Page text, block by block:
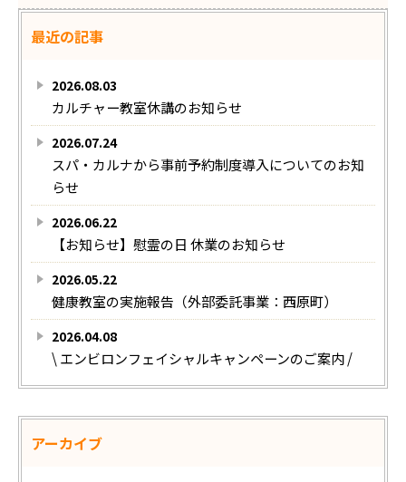
最近の記事
2026.08.03
カルチャー教室休講のお知らせ
2026.07.24
スパ・カルナから事前予約制度導入についてのお知
らせ
2026.06.22
【お知らせ】慰霊の日 休業のお知らせ
2026.05.22
健康教室の実施報告（外部委託事業：西原町）
2026.04.08
\ エンビロンフェイシャルキャンペーンのご案内 /
アーカイブ